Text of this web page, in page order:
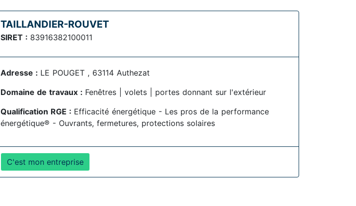
TAILLANDIER-ROUVET
SIRET : 83916382100011
Adresse : LE POUGET , 63114 Authezat
Domaine de travaux : Fenêtres | volets | portes donnant sur l'extérieur
Qualification RGE : Efficacité énergétique - Les pros de la performance
énergétique® - Ouvrants, fermetures, protections solaires
C'est mon entreprise